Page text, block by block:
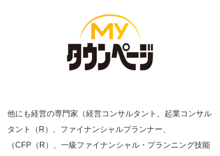
他にも経営の専門家（経営コンサルタント、起業コンサル
タント（R）、ファイナンシャルプランナー、
（CFP（R）、一級ファイナンシャル・プランニング技能